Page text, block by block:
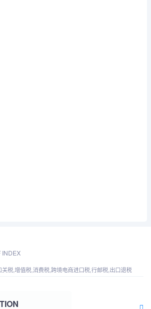
INDEX
税,增值税,消费税,跨境电商进口税,行邮税,出口退税